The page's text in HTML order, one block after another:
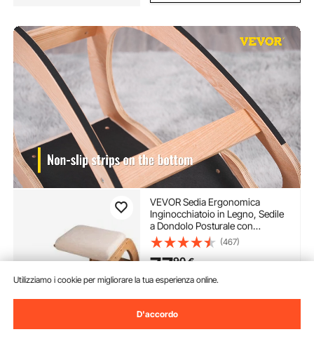
VEVOR Sedia Ergonomica
Inginocchiatoio in Legno, Sedile
a Dondolo Posturale con
Angolamento, Seggiola di
Posizionamento
Poggiaginocchia, Seduta
Casa Scrivania e Ufficio
(467)
7790€
Gio. Ago. 13
Utilizziamo i cookie per migliorare la tua esperienza online.
D'accordo